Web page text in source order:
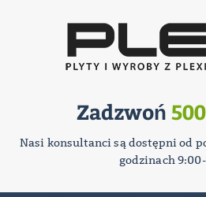
Zadzwoń
Nasi konsultanci są dostępni od
godzinach